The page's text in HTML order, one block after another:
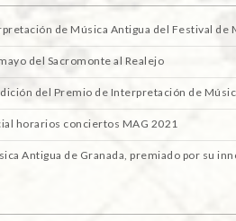
de Música Antigua del Festival de
del Sacromonte al Realejo
del Premio de Interpretación de
horarios conciertos MAG 2021
Antigua de Granada, premiado por su